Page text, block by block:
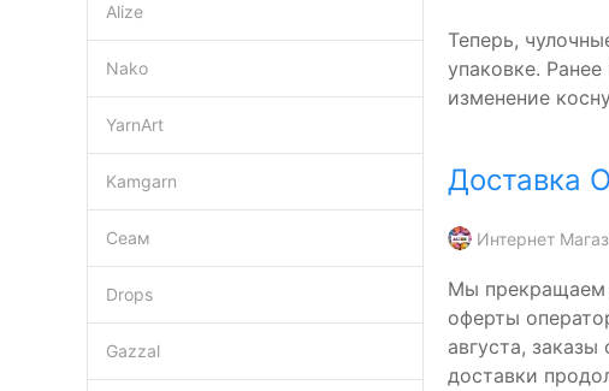
Теперь,
упаковке.
изменение
Доставка
Интернет
Мы прекращаем
оферты
августа,
доставки
Alize
Nako
YarnArt
Kamgarn
Сеам
Drops
Gazzal